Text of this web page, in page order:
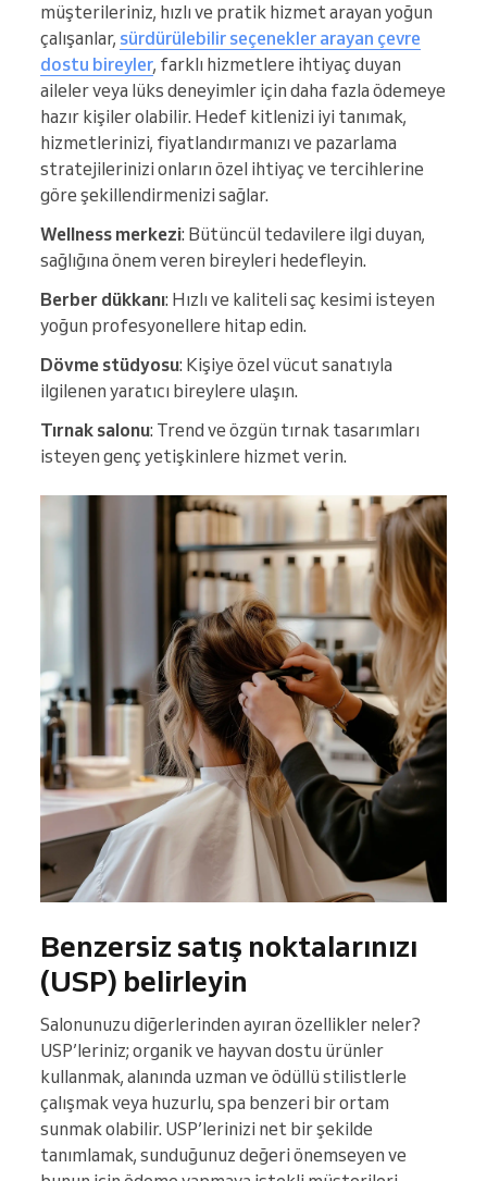
müşterileriniz, hızlı ve pratik hizmet arayan yoğun
çalışanlar, sürdürülebilir seçenekler arayan çevre
dostu bireyler, farklı hizmetlere ihtiyaç duyan
aileler veya lüks deneyimler için daha fazla ödemeye
hazır kişiler olabilir. Hedef kitlenizi iyi tanımak,
hizmetlerinizi, fiyatlandırmanızı ve pazarlama
stratejilerinizi onların özel ihtiyaç ve tercihlerine
göre şekillendirmenizi sağlar.
Wellness merkezi: Bütüncül tedavilere ilgi duyan,
sağlığına önem veren bireyleri hedefleyin.
Berber dükkanı: Hızlı ve kaliteli saç kesimi isteyen
yoğun profesyonellere hitap edin.
Dövme stüdyosu: Kişiye özel vücut sanatıyla
ilgilenen yaratıcı bireylere ulaşın.
Tırnak salonu: Trend ve özgün tırnak tasarımları
isteyen genç yetişkinlere hizmet verin.
Benzersiz satış noktalarınızı
(USP) belirleyin
Salonunuzu diğerlerinden ayıran özellikler neler?
USP’leriniz; organik ve hayvan dostu ürünler
kullanmak, alanında uzman ve ödüllü stilistlerle
çalışmak veya huzurlu, spa benzeri bir ortam
sunmak olabilir. USP’lerinizi net bir şekilde
tanımlamak, sunduğunuz değeri önemseyen ve